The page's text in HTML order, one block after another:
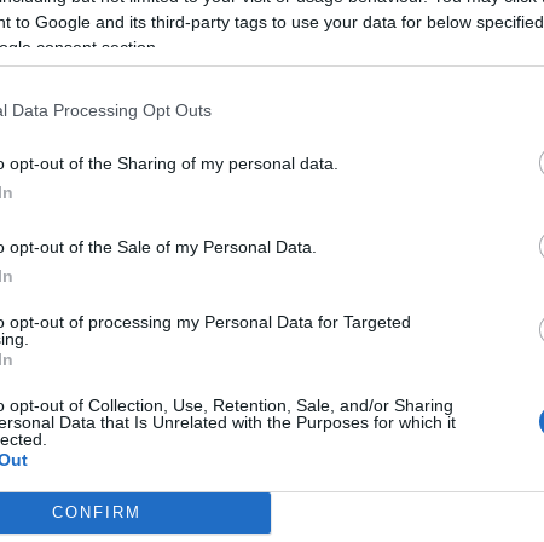
to Google and its third-party tags to use your data for below
consent section.
Data Processing Opt Outs
opt-out of the Sharing of my personal data.
opt-out of the Sale of my Personal Data.
opt-out of processing my Personal Data for Targeted
opt-out of Collection, Use, Retention, Sale, and/or Sharing
Data that Is Unrelated with the Purposes for which it
consents
CONFIRM
Major Tamás partnereként. Moliere Tartuffe-jének
is több játékfilmben tűnt fel. Bacsó Péter
című
az óriási közönségsikert arató 2 x 2 néha öt című
bárkájában játszotta.
Kétszeres Jászai Mari-díjas, Érdemes Művész. A
díjat is.